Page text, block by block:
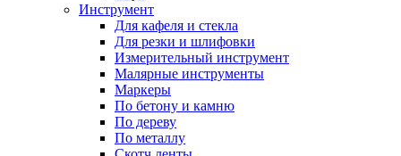
Инструмент
Для кафеля и стекла
Для резки и шлифовки
Измерительный инструмент
Малярные инструменты
Маркеры
По бетону и камню
По дереву
По металлу